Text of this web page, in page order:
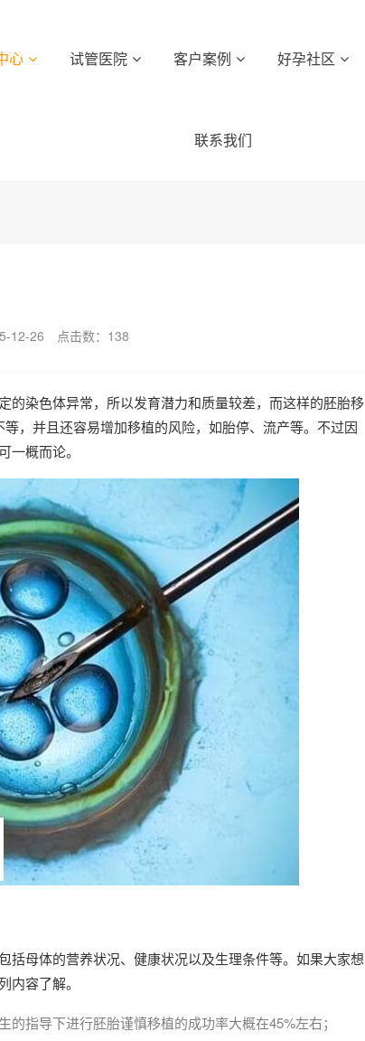
心 试管医院 客户案例 好孕社区
联系我们
12-26 点击数： 138
的染色体异常，所以发育潜力和质量较差，而这样的胚胎移
，并且还容易增加移植的风险，如胎停、流产等。不过因
一概而论。
括母体的营养状况、健康状况以及生理条件等。如果大家想
内容了解。
指导下进行胚胎谨慎移植的成功率大概在45%左右；